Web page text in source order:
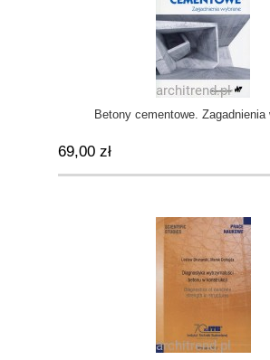
Betony cementowe. Zagadnienia
69,00 zł